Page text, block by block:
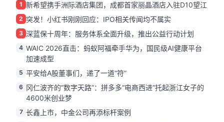
1 新希望携手洲际酒店集团，成都首家丽晶酒店入驻D10望江
2 突发！小红书刚刚回应：IPO相关传闻均不属实
3 深蓝保十周年：服务体系全面升级，推出公益行动计划
4 WAIC 2026直击：蚂蚁阿福牵手华为，国民级AI健康平台
加速成型
5 平安给A股董事们，递了一道“符”
6 冈仁波齐的“数字天路”：拼多多“电商西进”托起浙江女子的
4600米创业梦
7 长鑫上市，中金公司再添标杆案例